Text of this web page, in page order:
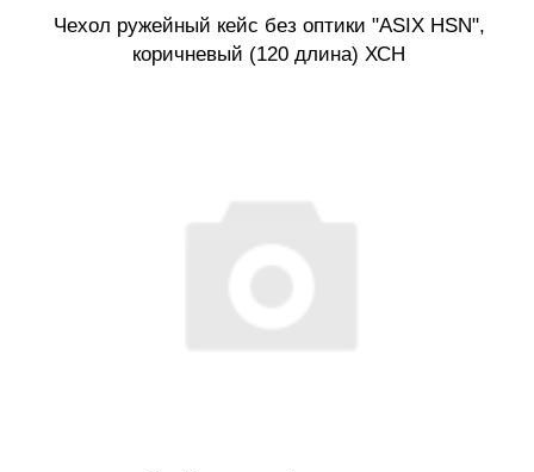
Чехол ружейный кейс без оптики "ASIX HSN",
коричневый (120 длина) ХСН